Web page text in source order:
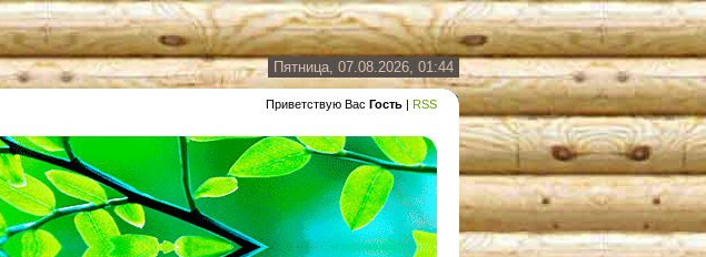
Пятница, 07.08.2026, 01:44
Приветствую Вас Гость | RSS